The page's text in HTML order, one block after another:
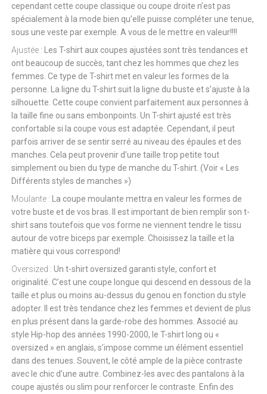
cependant cette coupe classique ou coupe droite n’est pas
spécialement à la mode bien qu’elle puisse compléter une tenue,
sous une veste par exemple. A vous de le mettre en valeur!!!!
Ajustée :
Les T-shirt aux coupes ajustées sont très tendances et
ont beaucoup de succès, tant chez les hommes que chez les
femmes. Ce type de T-shirt met en valeur les formes de la
personne. La ligne du T-shirt suit la ligne du buste et s’ajuste à la
silhouette. Cette coupe convient parfaitement aux personnes à
la taille fine ou sans embonpoints. Un T-shirt ajusté est très
confortable si la coupe vous est adaptée. Cependant, il peut
parfois arriver de se sentir serré au niveau des épaules et des
manches. Cela peut provenir d’une taille trop petite tout
simplement ou bien du type de manche du T-shirt. (Voir « Les
Différents styles de manches »)
Moulante :
La coupe moulante mettra en valeur les formes de
votre buste et de vos bras. Il est important de bien remplir son t-
shirt sans toutefois que vos forme ne viennent tendre le tissu
autour de votre biceps par exemple. Choisissez la taille et la
matière qui vous correspond!
Oversized : Un t-shirt oversized garanti style, confort et
originalité. C’est une coupe longue qui descend en dessous de la
taille et plus ou moins au-dessus du genou en fonction du style
adopter. Il est très tendance chez les femmes et devient de plus
en plus présent dans la garde-robe des hommes. Associé au
style Hip-hop des années 1990-2000, le T-shirt long ou «
oversized » en anglais, s’impose comme un élément essentiel
dans des tenues. Souvent, le côté ample de la pièce contraste
avec le chic d’une autre. Combinez-les avec des pantalons à la
coupe ajustés ou slim pour renforcer le contraste. Enfin des